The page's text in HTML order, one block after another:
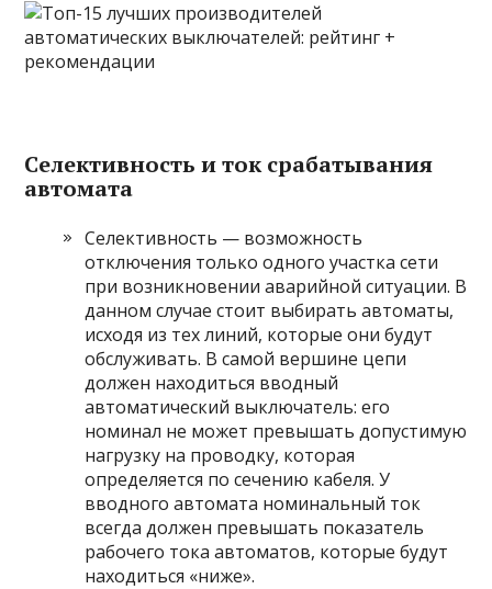
Селективность и ток срабатывания
автомата
Селективность — возможность
отключения только одного участка сети
при возникновении аварийной ситуации. В
данном случае стоит выбирать автоматы,
исходя из тех линий, которые они будут
обслуживать. В самой вершине цепи
должен находиться вводный
автоматический выключатель: его
номинал не может превышать допустимую
нагрузку на проводку, которая
определяется по сечению кабеля. У
вводного автомата номинальный ток
всегда должен превышать показатель
рабочего тока автоматов, которые будут
находиться «ниже».